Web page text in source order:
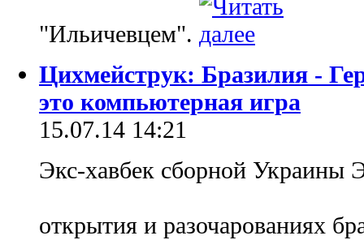
"Ильичевцем".
Цихмейструк: Бразилия -
это компьютерная игра
15.07.14 14:21
Экс-хавбек сборной Украины
открытия и разочарованиях